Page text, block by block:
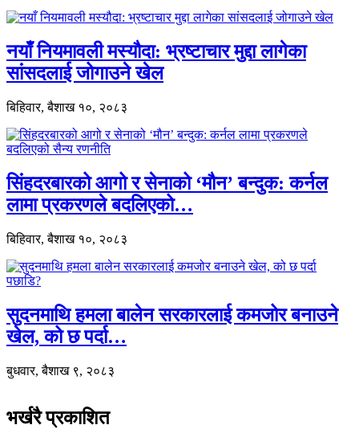
नयाँ नियमावली मस्यौदा: भ्रष्टाचार मुद्दा लागेका
सांसदलाई जोगाउने खेल
बिहिवार, बैशाख १०, २०८३
सिंहदरबारको आगो र सेनाको ‘मौन’ बन्दुक: कर्नल
लामा प्रकरणले बदलिएको…
बिहिवार, बैशाख १०, २०८३
सुदनमाथि हमला बालेन सरकारलाई कमजोर बनाउने
खेल, को छ पर्दा…
बुधवार, बैशाख ९, २०८३
भर्खरै प्रकाशित